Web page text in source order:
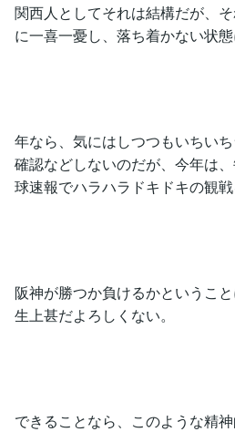
関西人としてそれは結構だが、
に一喜一憂し、落ち着かない状態
年なら、気にはしつつもいちい
確認などしないのだが、今年は
球速報でハラハラドキドキの観戦
阪神が勝つか負けるかというこ
生上甚だよろしくない。
できることなら、このような精